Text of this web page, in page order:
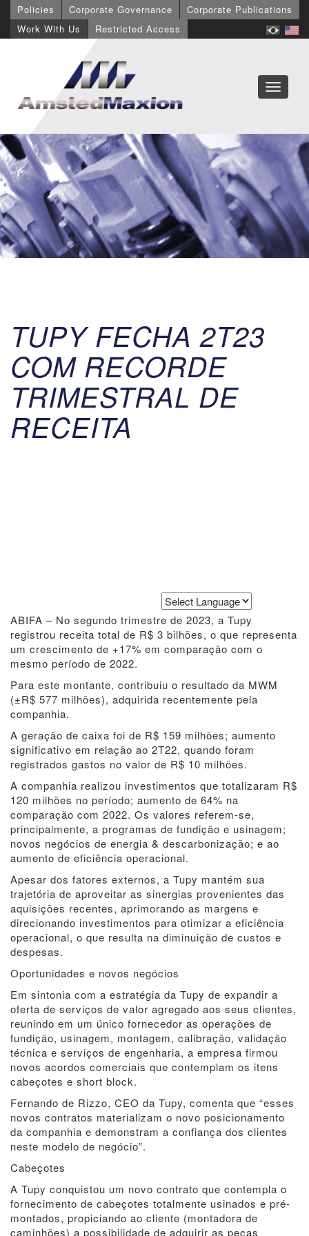
Policies Corporate Governance
Corporate Publications
Work With Us
Restricted Access
TUPY FECHA 2T23
COM RECORDE
TRIMESTRAL DE
RECEITA
Powered by
ABIFA – No segundo trimestre de 2023, a Tupy
registrou receita total de R$ 3 bilhões, o que representa
um crescimento de +17% em comparação com o
mesmo período de 2022.
Para este montante, contribuiu o resultado da MWM
(±R$ 577 milhões), adquirida recentemente pela
companhia.
A geração de caixa foi de R$ 159 milhões; aumento
significativo em relação ao 2T22, quando foram
registrados gastos no valor de R$ 10 milhões.
A companhia realizou investimentos que totalizaram R$
120 milhões no período; aumento de 64% na
comparação com 2022. Os valores referem-se,
principalmente, a programas de fundição e usinagem;
novos negócios de energia & descarbonização; e ao
aumento de eficiência operacional.
Apesar dos fatores externos, a Tupy mantém sua
trajetória de aproveitar as sinergias provenientes das
aquisições recentes, aprimorando as margens e
direcionando investimentos para otimizar a eficiência
operacional, o que resulta na diminuição de custos e
despesas.
Oportunidades e novos negócios
Em sintonia com a estratégia da Tupy de expandir a
oferta de serviços de valor agregado aos seus clientes,
reunindo em um único fornecedor as operações de
fundição, usinagem, montagem, calibração, validação
técnica e serviços de engenharia, a empresa firmou
novos acordos comerciais que contemplam os itens
cabeçotes e short block.
Fernando de Rizzo, CEO da Tupy, comenta que “esses
novos contratos materializam o novo posicionamento
da companhia e demonstram a confiança dos clientes
neste modelo de negócio”.
Cabeçotes
A Tupy conquistou um novo contrato que contempla o
fornecimento de cabeçotes totalmente usinados e pré-
montados, propiciando ao cliente (montadora de
caminhões) a possibilidade de adquirir as peças